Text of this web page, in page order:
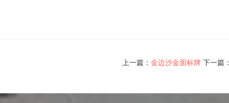
上一篇： 金边沙金面标牌 下一篇